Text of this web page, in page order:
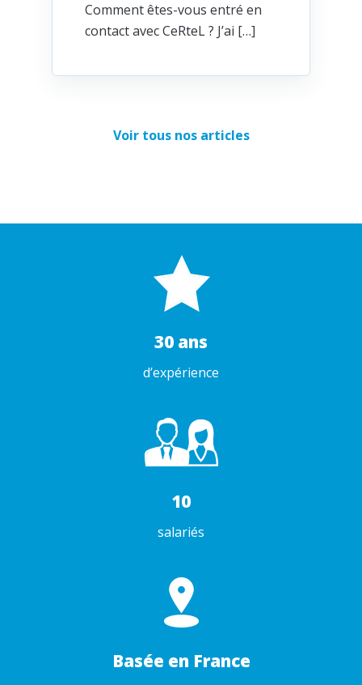
Comment êtes-vous entré en
contact avec CeRteL ? J’ai […]
Voir tous nos articles
30 ans
d’expérience
10
salariés
Basée en France